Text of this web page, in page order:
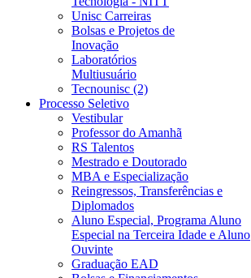
Unisc Carreiras
Bolsas e Projetos de
Inovação
Laboratórios
Multiusuário
Tecnounisc (2)
Processo Seletivo
Vestibular
Professor do Amanhã
RS Talentos
Mestrado e Doutorado
MBA e Especialização
Reingressos, Transferências e
Diplomados
Aluno Especial, Programa Aluno
Especial na Terceira Idade e Aluno
Ouvinte
Graduação EAD